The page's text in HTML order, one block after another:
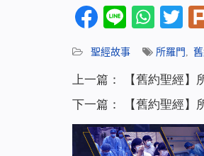
Facebook
Line
聖經故事 所羅門
上一篇：
【舊約聖經】
下一篇：
【舊約聖經